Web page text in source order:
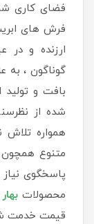
فضای کاری
فرش های
ارزنده و
گوناگون ، به
بافت و
شده از
همواره تلاش
متنوع همچون
پاسخگوی
محصولات
قیمت خدمت